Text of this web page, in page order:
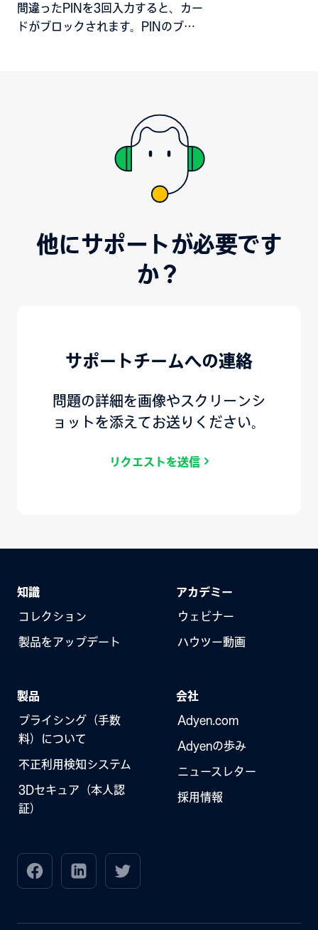
間違ったPINを3回入力すると、カー
ドがブロックされます。PINのブロ
他にサポートが必要です
か？
サポートチームへの連絡
問題の詳細を画像やスクリーンシ
ョットを添えてお送りください。
リクエストを送信
知識
コレクション
製品をアップデート
アカデミー
ウェビナー
ハウツー動画
製品
プライシング（手数
料）について
不正利用検知システム
3Dセキュア（本人認
証）
会社
Adyen.com
Adyenの歩み
ニュースレター
採用情報